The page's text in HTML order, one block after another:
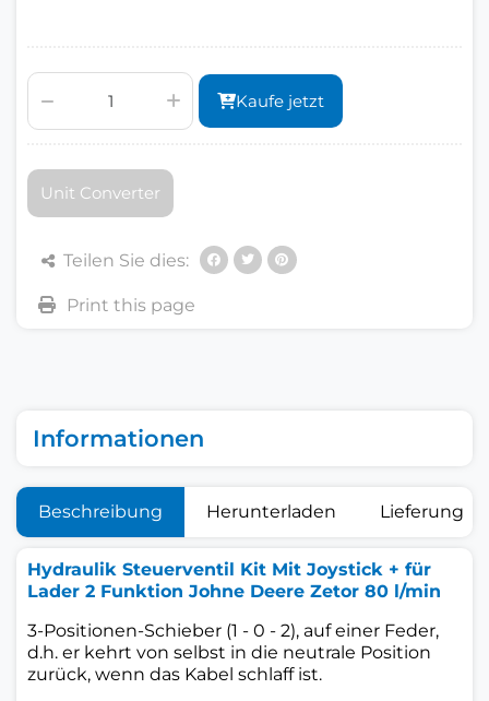
Kaufe jetzt
Unit Converter
Teilen Sie dies:
Informationen
Beschreibung Herunterladen Lieferung
Hydraulik Steuerventil Kit Mit Joystick + für
Lader 2 Funktion Johne Deere Zetor 80 l/min
3-Positionen-Schieber (1 - 0 - 2), auf einer Feder,
d.h. er kehrt von selbst in die neutrale Position
zurück, wenn das Kabel schlaff ist.